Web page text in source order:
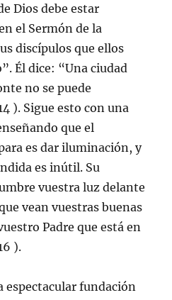
Dios debe estar
el Sermón de la
discípulos que ellos
Él dice: “Una ciudad
no se puede
). Sigue esto con una
que el
es dar iluminación, y
es inútil. Su
vuestra luz delante
vean vuestras buenas
Padre que está en
).
espectacular fundación